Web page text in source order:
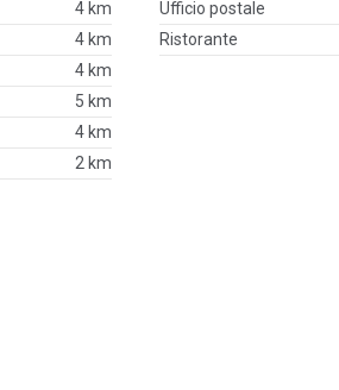
4 km
4 km
4 km
5 km
4 km
2 km
Ufficio postale
Ristorante